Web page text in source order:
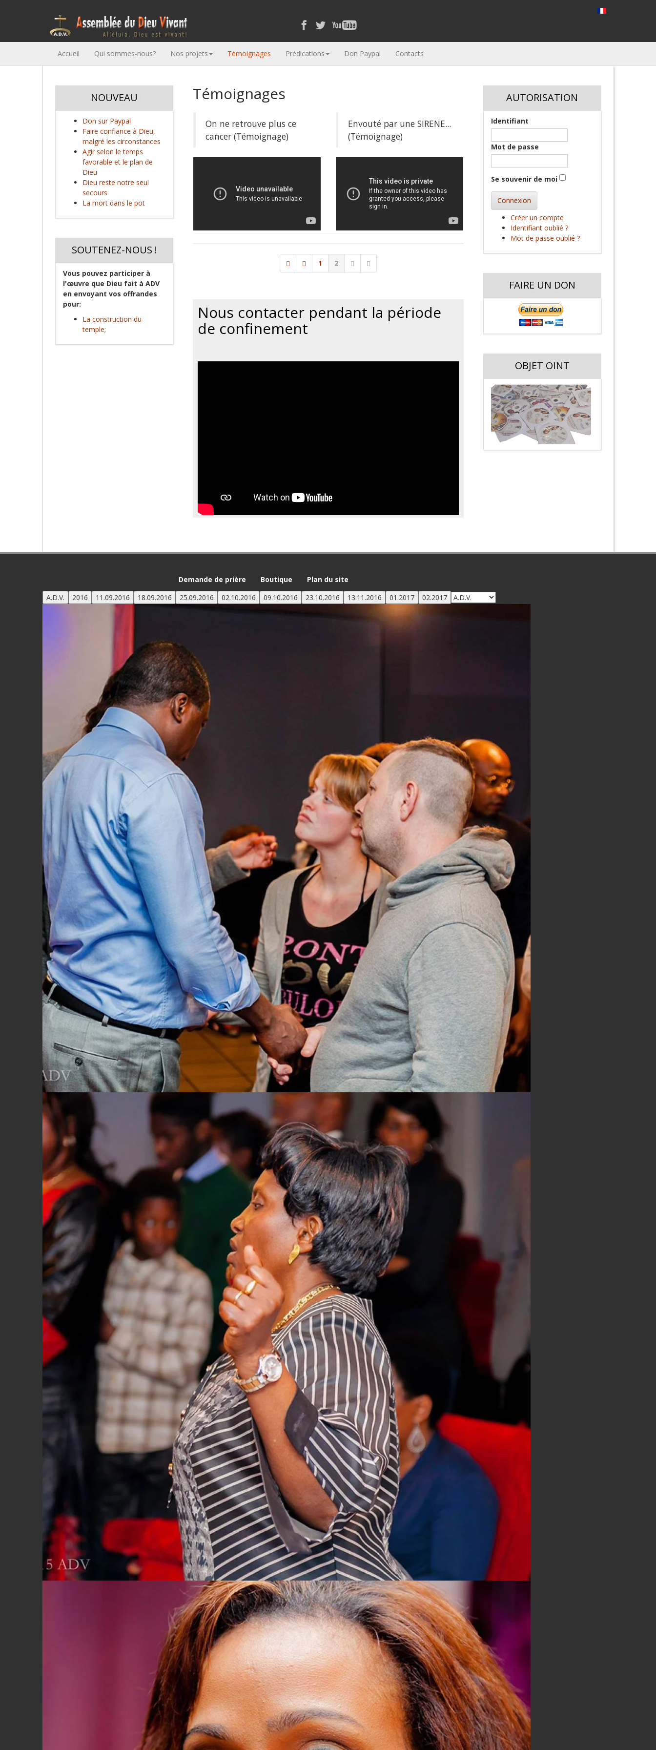
Accueil Qui sommes-nous? Nos projets Témoignages Prédications Don Paypal Contacts
NOUVEAU
Don sur Paypal
Faire confiance à Dieu,
malgré les circonstances
Agir selon le temps
favorable et le plan de
Dieu
Dieu reste notre seul
secours
La mort dans le pot
SOUTENEZ-NOUS !
Vous pouvez participer à
l'œuvre que Dieu fait à ADV
en envoyant vos offrandes
pour:
La construction du
temple;
Témoignages
On ne retrouve plus ce
cancer (Témoignage)
Envouté par une SIRENE...
(Témoignage)
1 2
Nous contacter pendant la période
de confinement
AUTORISATION
Identifiant
Mot de passe
Se souvenir de moi
Connexion
Créer un compte
Identifiant oublié ?
Mot de passe oublié ?
FAIRE UN DON
OBJET OINT
Demande de prière Boutique Plan du site